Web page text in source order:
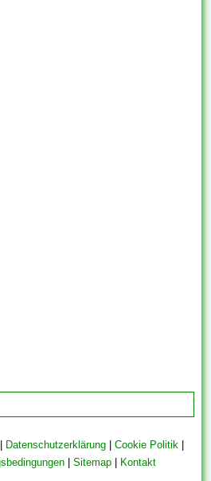
| Datenschutzerklärung| Cookie Politik |
| Sitemap| Kontakt